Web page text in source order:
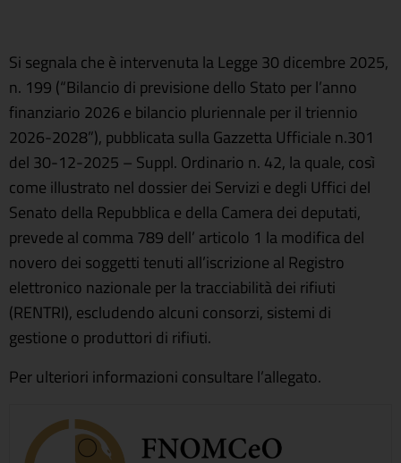
Si segnala che è intervenuta la Legge 30 dicembre 2025,
n. 199 (“Bilancio di previsione dello Stato per l’anno
finanziario 2026 e bilancio pluriennale per il triennio
2026-2028”), pubblicata sulla Gazzetta Ufficiale n.301
del 30-12-2025 – Suppl. Ordinario n. 42, la quale, così
come illustrato nel dossier dei Servizi e degli Uffici del
Senato della Repubblica e della Camera dei deputati,
prevede al comma 789 dell’ articolo 1 la modifica del
novero dei soggetti tenuti all’iscrizione al Registro
elettronico nazionale per la tracciabilità dei rifiuti
(RENTRI), escludendo alcuni consorzi, sistemi di
gestione o produttori di rifiuti.
Per ulteriori informazioni consultare l’allegato.